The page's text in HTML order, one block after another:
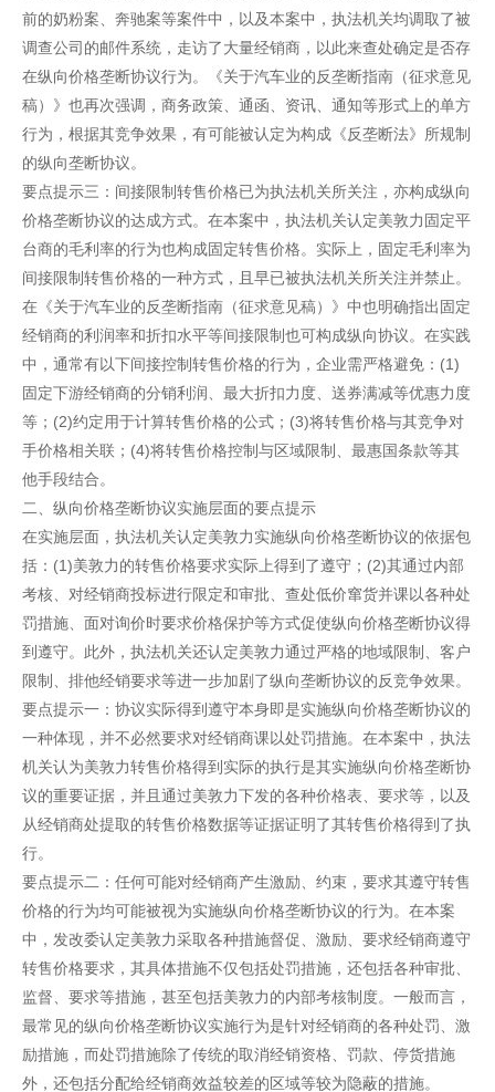
前的奶粉案、奔驰案等案件中，以及本案中，执法机关均调取了被
调查公司的邮件系统，走访了大量经销商，以此来查处确定是否存
在纵向价格垄断协议行为。《关于汽车业的反垄断指南（征求意见
稿）》也再次强调，商务政策、通函、资讯、通知等形式上的单方
行为，根据其竞争效果，有可能被认定为构成《反垄断法》所规制
的纵向垄断协议。
要点提示三：间接限制转售价格已为执法机关所关注，亦构成纵向
价格垄断协议的达成方式。在本案中，执法机关认定美敦力固定平
台商的毛利率的行为也构成固定转售价格。实际上，固定毛利率为
间接限制转售价格的一种方式，且早已被执法机关所关注并禁止。
在《关于汽车业的反垄断指南（征求意见稿）》中也明确指出固定
经销商的利润率和折扣水平等间接限制也可构成纵向协议。在实践
中，通常有以下间接控制转售价格的行为，企业需严格避免：(1)
固定下游经销商的分销利润、最大折扣力度、送券满减等优惠力度
等；(2)约定用于计算转售价格的公式；(3)将转售价格与其竞争对
手价格相关联；(4)将转售价格控制与区域限制、最惠国条款等其
他手段结合。
二、纵向价格垄断协议实施层面的要点提示
在实施层面，执法机关认定美敦力实施纵向价格垄断协议的依据包
括：(1)美敦力的转售价格要求实际上得到了遵守；(2)其通过内部
考核、对经销商投标进行限定和审批、查处低价窜货并课以各种处
罚措施、面对询价时要求价格保护等方式促使纵向价格垄断协议得
到遵守。此外，执法机关还认定美敦力通过严格的地域限制、客户
限制、排他经销要求等进一步加剧了纵向垄断协议的反竞争效果。
要点提示一：协议实际得到遵守本身即是实施纵向价格垄断协议的
一种体现，并不必然要求对经销商课以处罚措施。在本案中，执法
机关认为美敦力转售价格得到实际的执行是其实施纵向价格垄断协
议的重要证据，并且通过美敦力下发的各种价格表、要求等，以及
从经销商处提取的转售价格数据等证据证明了其转售价格得到了执
行。
要点提示二：任何可能对经销商产生激励、约束，要求其遵守转售
价格的行为均可能被视为实施纵向价格垄断协议的行为。在本案
中，发改委认定美敦力采取各种措施督促、激励、要求经销商遵守
转售价格要求，其具体措施不仅包括处罚措施，还包括各种审批、
监督、要求等措施，甚至包括美敦力的内部考核制度。一般而言，
最常见的纵向价格垄断协议实施行为是针对经销商的各种处罚、激
励措施，而处罚措施除了传统的取消经销资格、罚款、停货措施
外，还包括分配给经销商效益较差的区域等较为隐蔽的措施。